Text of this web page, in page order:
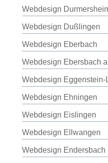
Webdesign
Webdesign Dußlingen
Webdesign Eberbach
Webdesign Ebersbach
Webdesign Eggenstein-
Webdesign Ehningen
Webdesign Eislingen
Webdesign Ellwangen
Webdesign Endersbach